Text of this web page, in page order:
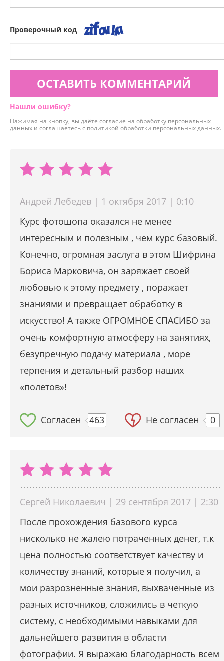
Проверочный код
ОСТАВИТЬ КОММЕНТАРИЙ
Нашли ошибку?
Нажимая на кнопку, вы даёте согласие на обработку персональных
данных и соглашаетесь с политикой обработки персональных данных.
Андрей Лебедев | 1 октября 2017 | 0:10
Курс фотошопа оказался не менее
интересным и полезным , чем курс базовый.
Конечно, огромная заслуга в этом Шифрина
Бориса Марковича, он заряжает своей
любовью к этому предмету , поражает
знаниями и превращает обработку в
искусство! А также ОГРОМНОЕ СПАСИБО за
очень комфортную атмосферу на занятиях,
безупречную подачу материала , море
терпения и детальный разбор наших
«полетов»!
Согласен 463 Не согласен 0
Cергей Николаевич | 29 сентября 2017 | 2:30
После прохождения базового курса
нисколько не жалею потраченных денег, т.к
цена полностью соответствует качеству и
количеству знаний, которые я получил, а
мои разрозненные знания, выхваченные из
разных источников, сложились в четкую
систему, с необходимыми навыками для
дальнейшего развития в области
фотографии. Я выражаю благодарность всем